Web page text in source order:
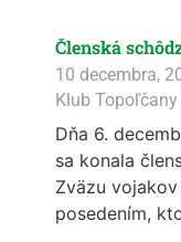
Členská
10 decembra,
Klub Topoľčany
Dňa 6.
sa konala
Zväzu
posedením,